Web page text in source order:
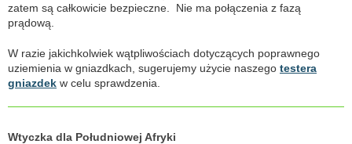
zatem są całkowicie bezpieczne. Nie ma połączenia z fazą
prądową.
W razie jakichkolwiek wątpliwościach dotyczących poprawnego
uziemienia w gniazdkach, sugerujemy użycie naszego testera
gniazdek w celu sprawdzenia.
Wtyczka dla Południowej Afryki